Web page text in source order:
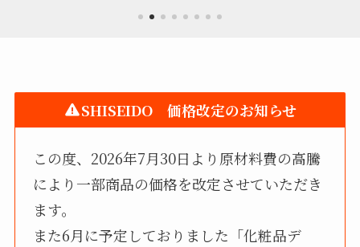
SHISEIDO 価格改定のお知らせ
この度、2026年7月30日より原材料費の高騰
により一部商品の価格を改定させていただき
ます。
また6月に予定しておりました「化粧品デ